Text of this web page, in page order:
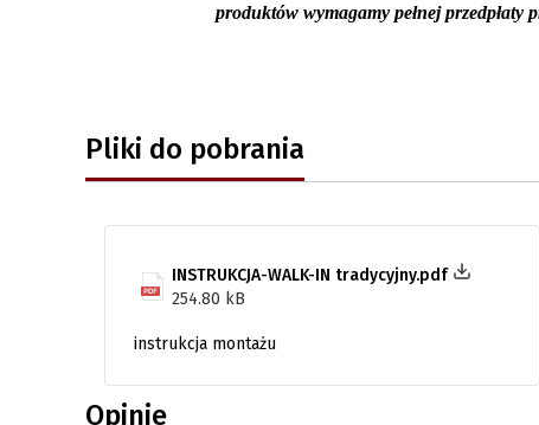
produktów wymagamy pełnej
Pliki do pobrania
INSTRUKCJA-WALK-IN tradycyjny.pdf
254.80 kB
instrukcja montażu
Opinie